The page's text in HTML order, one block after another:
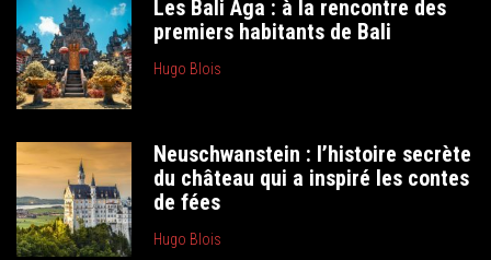
Les Bali Aga : à la rencontre des
premiers habitants de Bali
Hugo Blois
Neuschwanstein : l’histoire secrète
du château qui a inspiré les contes
de fées
Hugo Blois